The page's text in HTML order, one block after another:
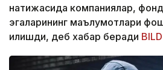
натижасида компаниялар,
эгаларининг маълумотлари
қилишди, деб хабар беради BILD